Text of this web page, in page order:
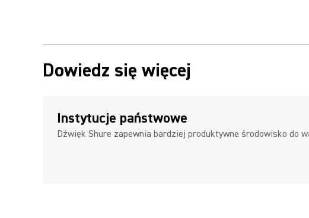
Dowiedz się więcej
Instytucje państwowe
Dźwięk Shure zapewnia bardziej produktywne środowisko do